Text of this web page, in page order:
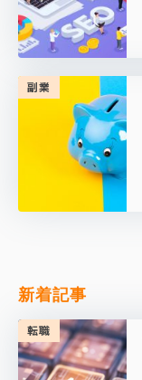
副業
新着記事
転職